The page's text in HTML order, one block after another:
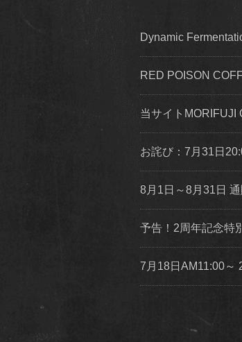
Dynamic
RED POISON
当サイトMORIFUJI
お詫び：7月31日
8月1日～8月31日
予告！2周年記念特
7月18日AM11:00～